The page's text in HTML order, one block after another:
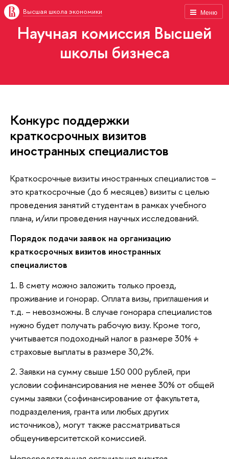
Меню
Высшая школа экономики
Научная комиссия Высшей
школы бизнеса
Конкурс поддержки
краткосрочных визитов
иностранных специалистов
Краткосрочные визиты иностранных специалистов –
это краткосрочные (до 6 месяцев) визиты с целью
проведения занятий студентам в рамках учебного
плана, и/или проведения научных исследований.
Порядок подачи заявок на организацию
краткосрочных визитов иностранных
специалистов
1. В смету можно заложить только проезд,
проживание и гонорар. Оплата визы, приглашения и
т.д. – невозможны. В случае гонорара специалистов
нужно будет получать рабочую визу. Кроме того,
учитывается подоходный налог в размере 30% +
страховые выплаты в размере 30,2%.
2. Заявки на сумму свыше 150 000 рублей, при
условии софинансирования не менее 30% от общей
суммы заявки (софинансирование от факультета,
подразделения, гранта или любых других
источников), могут также рассматриваться
общеуниверситетской комиссией.